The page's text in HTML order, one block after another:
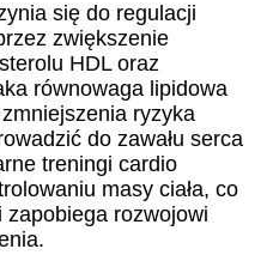
się do regulacji
zwiększenie
HDL oraz
równowaga lipidowa
ryzyka
do zawału serca
treningi cardio
masy ciała, co
rozwojowi